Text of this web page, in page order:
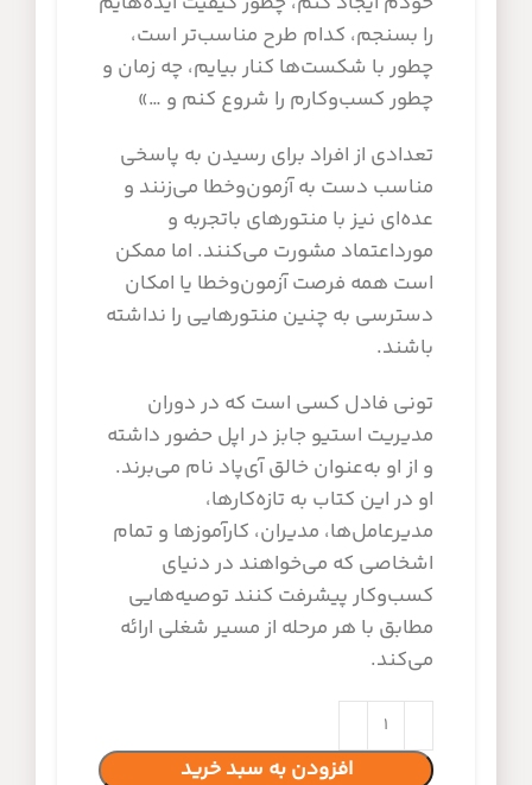
را بسنجم، کدام طرح مناسب‌تر است،
چطور با شکست‌ها کنار بیایم، چه زمان و
چطور کسب‌وکارم را شروع کنم و …»
تعدادی از افراد برای رسیدن به پاسخی
مناسب دست به آزمون‌وخطا می‌زنند و
عده‌ای نیز با منتورهای باتجربه و
مورداعتماد مشورت می‌کنند. اما ممکن
است همه فرصت آزمون‌وخطا یا امکان
دسترسی به چنین منتورهایی را نداشته
باشند.
تونی فادل کسی است که در دوران
مدیریت استیو جابز در اپل حضور داشته
و از او به‌عنوان خالق آی‌پاد نام می‌برند.
او در این کتاب به تازه‌کارها،
مدیرعامل‌ها، مدیران، کارآموزها و تمام
اشخاصی که می‌خواهند در دنیای
کسب‌وکار پیشرفت کنند توصیه‌هایی
مطابق با هر مرحله از مسیر شغلی ارائه
می‌کند.
افزودن به سبد خرید